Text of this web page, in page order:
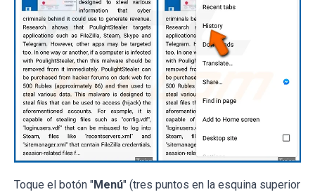
Toque el botón "Menú" (tres puntos en la esquina superior